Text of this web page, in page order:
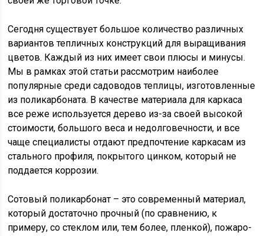
Сегодня существует большое количество различных
вариантов тепличных конструкций для выращивания
цветов. Каждый из них имеет свои плюсы и минусы.
Мы в рамках этой статьи рассмотрим наиболее
популярные среди садоводов теплицы, изготовленные
из поликарбоната. В качестве материала для каркаса
все реже используется дерево из-за своей высокой
стоимости, большого веса и недолговечности, и все
чаще специалисты отдают предпочтение каркасам из
стального профиля, покрытого цинком, который не
поддается коррозии.
Сотовый поликарбонат – это современный материал,
который достаточно прочный (по сравнению, к
примеру, со стеклом или, тем более, пленкой), пожаро-